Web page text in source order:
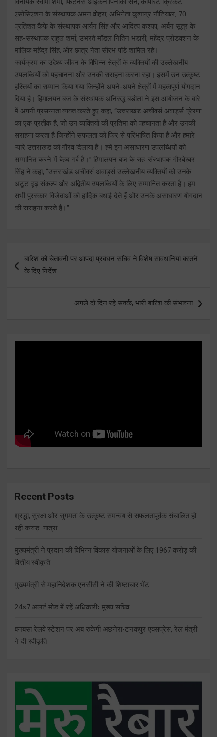
विनायक स्वामी शर्मा, फिटनेस आइकन पिनाकी सेन, कॉर्पोरेट क्रिकेट
एसोसिएशन के संस्थापक अमन वोहरा, अभिनेता कुशाग्र नौटियाल, 70
प्रतिशत कैफे के संस्थापक आर्यन सिंह और आदित्य कश्यप, अर्बन सूत्र के
सह-संस्थापक राहुल शर्मा, उभरते मॉडल नितिन भंडारी, महेंद्र प्रोडक्शन के
मालिक महेंद्र सिंह, और छात्र नेता सौरभ पांडे शामिल रहे।
कार्यक्रम का उद्देश्य जीवन के विभिन्न क्षेत्रों के व्यक्तियों की उल्लेखनीय
उपलब्धियों को पहचानना और उनकी सराहना करना रहा। इसमें उन उत्कृष्ट
हस्तियों का सम्मान किया गया जिन्होंने अपने-अपने क्षेत्रों में महत्वपूर्ण योगदान
दिया है। हिमालयन बज के संस्थापक अनिरुद्ध बडोला ने इस आयोजन के बारे
में अपनी प्रसन्नता व्यक्त करते हुए कहा, “उत्तराखंड अचीवर्स अवार्ड्स प्रेरणा
का एक प्रतीक है, जो उन व्यक्तियों की प्रतिभा को पहचानता है और उनकी
सराहना करता है जिन्होंने सफलता को फिर से परिभाषित किया है और हमारे
प्यारे उत्तराखंड को गौरव दिलाया है। हमें इन असाधारण उपलब्धियों को
सम्मानित करने में बेहद गर्व है।” हिमालयन बज के सह-संस्थापक गौरवेश्वर
सिंह ने कहा, “उत्तराखंड अचीवर्स अवार्ड्स उल्लेखनीय व्यक्तियों को उनके
अटूट दृढ़ संकल्प और अद्वितीय उपलब्धियों के लिए सम्मानित करता है। हम
सभी पुरस्कार विजेताओं को हार्दिक बधाई देते हैं और उनके असाधारण योगदान
की सराहना करते हैं।”
navigation
बारिश की चेतावनी पर आपदा प्रबंधन सचिव ने विशेष सावधानियां बरतने
के दिए निर्देश
अगले दो दिन रहे सतर्क, भारी बारिश की संभावना
Recent Posts
श्रद्धा, सुरक्षा और सुगमता के उत्कृष्ट समन्वय से सफलतापूर्वक संचालित हो
रही कांवड़ यात्रा
मुख्यमंत्री ने प्रदान की विभिन्न विकास योजनाओं के लिए 1967 करोड़ की
वित्तीय स्वीकृति
मुख्यमंत्री से महानिदेशक एनसीसी ने की शिष्टाचार भेंट
24×7 अलर्ट मोड में रहें अधिकारीः मुख्य सचिव
बनबसा रेलवे स्टेशन पर अब रुकेगी अछनेरा-टनकपुर एक्सप्रेस, रेल मंत्री
ने दी स्वीकृति